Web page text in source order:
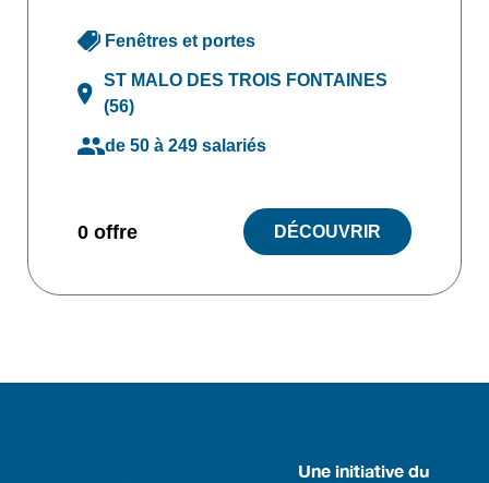
Fenêtres et portes
ST MALO DES TROIS FONTAINES
(56)
de 50 à 249 salariés
0 offre DÉCOUVRIR
Une initiative du